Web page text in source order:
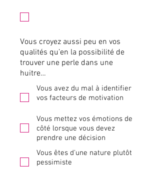
Vous croyez aussi peu en vos
qualités qu’en la possibilité de
trouver une perle dans une
huitre…
Vous avez du mal à identifier
vos facteurs de motivation
Vous mettez vos émotions de
côté lorsque vous devez
prendre une décision
Vous êtes d'une nature plutôt
pessimiste